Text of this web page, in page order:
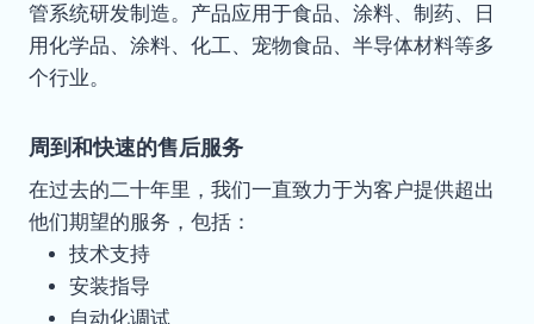
管系统研发制造。产品应用于食品、涂料、制药、日
用化学品、涂料、化工、宠物食品、半导体材料等多
个行业。
周到和快速的售后服务
在过去的二十年里，我们一直致力于为客户提供超出
他们期望的服务，包括：
技术支持
安装指导
自动化调试